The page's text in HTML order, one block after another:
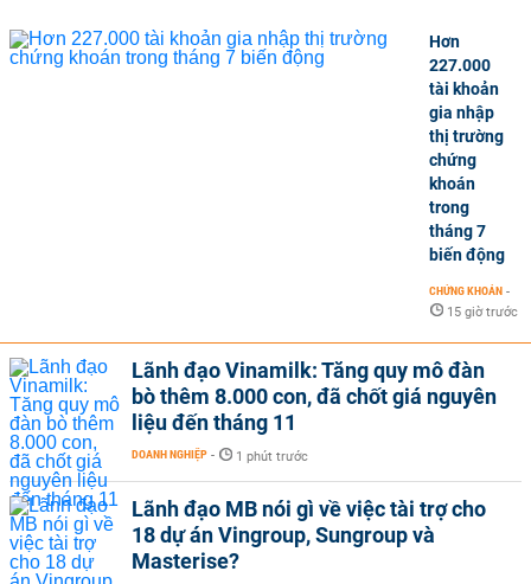
Hơn
227.000
tài khoản
gia nhập
thị trường
chứng
khoán
trong
tháng 7
biến động
CHỨNG KHOÁN -
15 giờ trước
Lãnh đạo Vinamilk: Tăng quy mô đàn
bò thêm 8.000 con, đã chốt giá nguyên
liệu đến tháng 11
DOANH NGHIỆP - 1 phút trước
Lãnh đạo MB nói gì về việc tài trợ cho
18 dự án Vingroup, Sungroup và
Masterise?